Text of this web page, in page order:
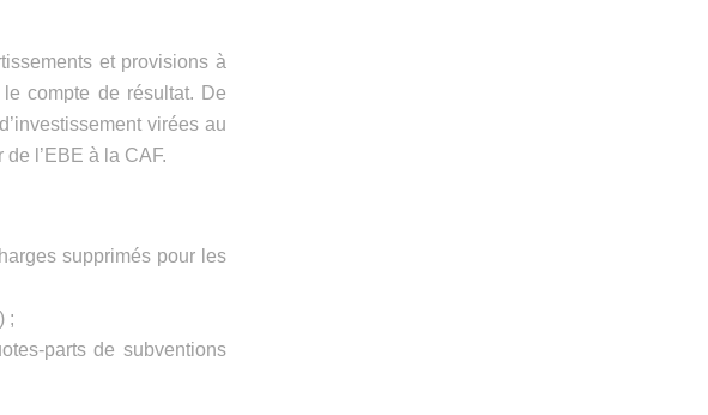
et provisions à
le compte de résultat. De
virées au
l’EBE à la CAF.
supprimés pour les
;
parts de subventions